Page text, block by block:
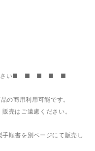
さい■ ■ ■ ■ ■
の商用利用可能です。
売はご遠慮ください。
順書を別ページにて販売し